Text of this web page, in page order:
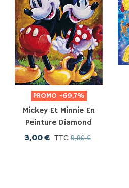
PROMO -69,7%
Mickey Et Minnie En
Peinture Diamond
Painting
3,00 € TTC 9,90 €